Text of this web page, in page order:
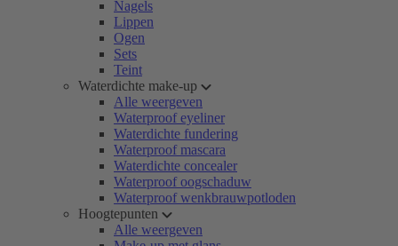
Nagels
Lippen
Ogen
Sets
Teint
Waterdichte make-up
Alle weergeven
Waterproof eyeliner
Waterdichte fundering
Waterproof mascara
Waterdichte concealer
Waterproof oogschaduw
Waterproof wenkbrauwpotloden
Hoogtepunten
Alle weergeven